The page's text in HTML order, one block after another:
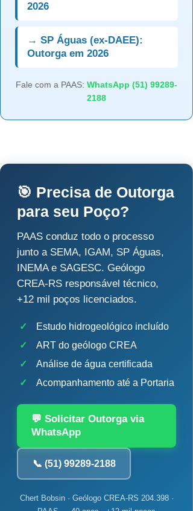
2026
→ SP Águas (ex-DAEE):
Outorga em 2026
Fale com a PAAS: WhatsApp (51) 99289-
2188
🎯 Precisa de Outorga
para seu Poço?
PAAS conduz todo o processo
junto a SEMA, IGAM, SP Águas,
INEMA e SAGESC. Geólogo
CREA-RS responsável técnico,
+12 mil poços licenciados.
✓
Estudo hidrogeológico incluído
✓
ART do geólogo CREA
✓
Análise de água certificada
✓
Acompanhamento até a Portaria
💬 Solicitar Outorga via
WhatsApp
📞 (51) 99289-2188
Chert Bobsin · Geólogo CREA-RS 204.398 ·